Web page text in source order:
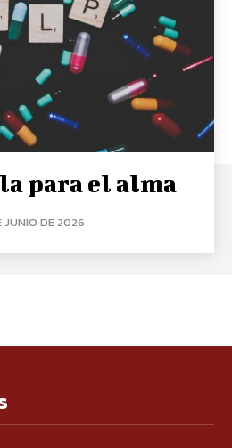
para el alma
JUNIO DE 2026